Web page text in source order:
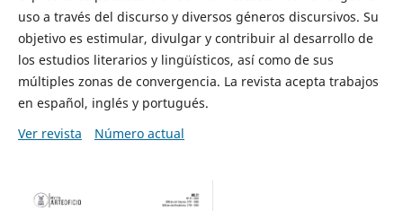
uso a través del discurso y diversos géneros discursivos. Su
objetivo es estimular, divulgar y contribuir al desarrollo de
los estudios literarios y lingüísticos, así como de sus
múltiples zonas de convergencia. La revista acepta trabajos
en español, inglés y portugués.
Ver revista
Número actual